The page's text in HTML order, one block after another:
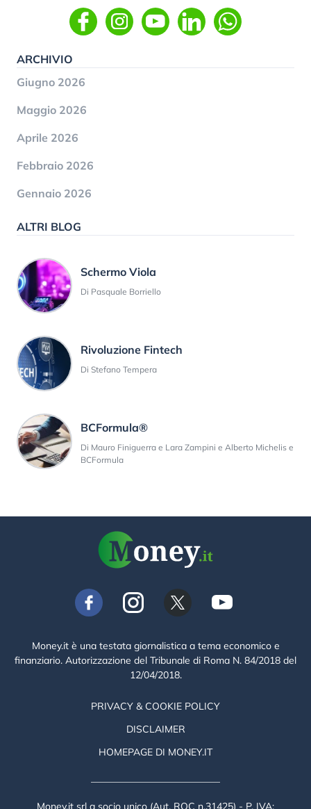
ARCHIVIO
Giugno 2026
Maggio 2026
Aprile 2026
Febbraio 2026
Gennaio 2026
ALTRI BLOG
Schermo Viola
Di Pasquale Borriello
Rivoluzione Fintech
Di Stefano Tempera
BCFormula®
Di Mauro Finiguerra e Lara Zampini e Alberto Michelis e
BCFormula
Money.it è una testata giornalistica a tema economico e
finanziario. Autorizzazione del Tribunale di Roma N. 84/2018 del
12/04/2018.
PRIVACY & COOKIE POLICY
DISCLAIMER
HOMEPAGE DI MONEY.IT
Money.it srl a socio unico (Aut. ROC n.31425) - P. IVA: